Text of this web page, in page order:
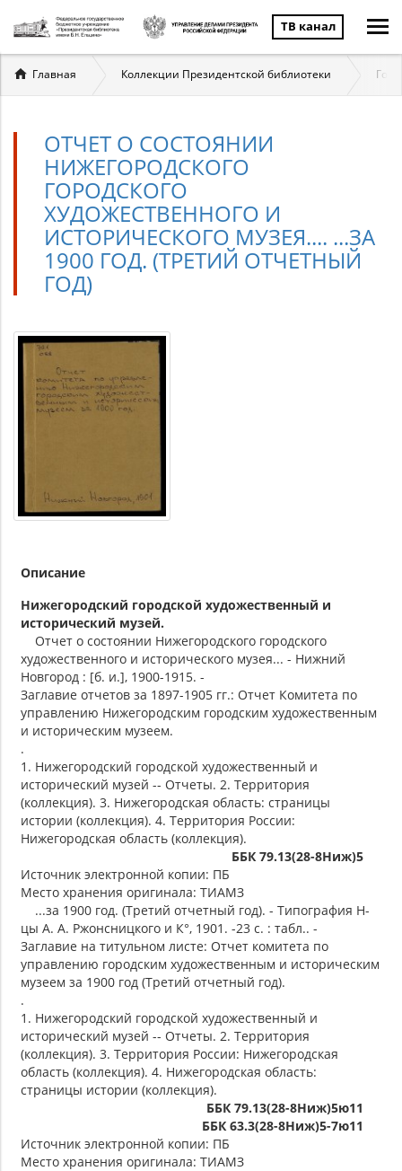
ТВ канал
Вы
здесь
Главная Коллекции Президентской библиотеки
ОТЧЕТ О СОСТОЯНИИ
НИЖЕГОРОДСКОГО
ГОРОДСКОГО
ХУДОЖЕСТВЕННОГО И
ИСТОРИЧЕСКОГО МУЗЕЯ.... ...ЗА
1900 ГОД. (ТРЕТИЙ ОТЧЕТНЫЙ
ГОД)
Описание
Нижегородский городской художественный и
исторический музей.
Отчет о состоянии Нижегородского городского
художественного и исторического музея... - Нижний
Новгород : [б. и.], 1900-1915. -
Заглавие отчетов за 1897-1905 гг.: Отчет Комитета по
управлению Нижегородским городским художественным
и историческим музеем.
.
1. Нижегородский городской художественный и
исторический музей -- Отчеты. 2. Территория
(коллекция). 3. Нижегородская область: страницы
истории (коллекция). 4. Территория России:
Нижегородская область (коллекция).
ББК 79.13(28-8Ниж)5
Источник электронной копии: ПБ
Место хранения оригинала: ТИАМЗ
...за 1900 год. (Третий отчетный год). - Типография Н-
цы А. А. Ржонсницкого и К°, 1901. -23 с. : табл.. -
Заглавие на титульном листе: Отчет комитета по
управлению городским художественным и историческим
музеем за 1900 год (Третий отчетный год).
.
1. Нижегородский городской художественный и
исторический музей -- Отчеты. 2. Территория
(коллекция). 3. Территория России: Нижегородская
область (коллекция). 4. Нижегородская область:
страницы истории (коллекция).
ББК 79.13(28-8Ниж)5ю11
ББК 63.3(28-8Ниж)5-7ю11
Источник электронной копии: ПБ
Место хранения оригинала: ТИАМЗ